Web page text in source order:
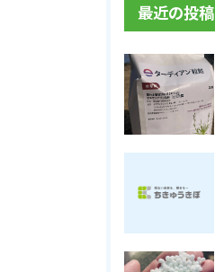
最近の投稿